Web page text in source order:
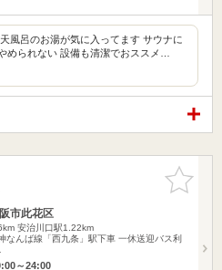
風呂のお湯が気に入ってます サウナに
められない 設備も清潔でおススメ…
お気に入
りに追加
市此花区
安治川口駅1.22km
なんば線「西九条」駅下車 一休送迎バス利
～24:00